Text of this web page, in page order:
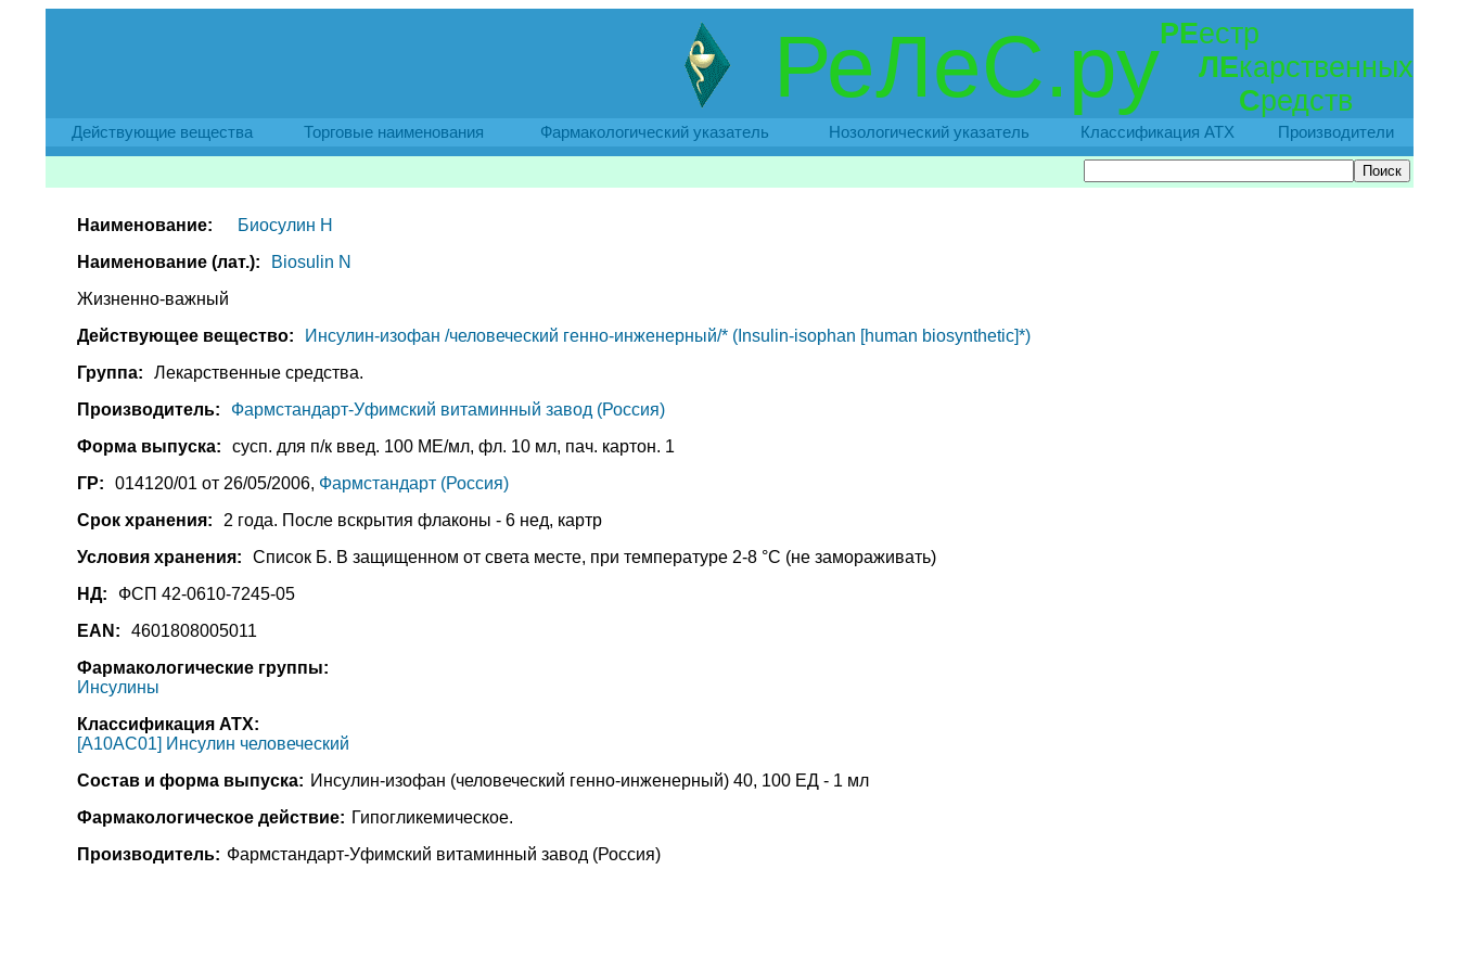
РеЛеС.руРЕестр
ЛЕкарственных
Средств
Действующие вещества Торговые наименования Фармакологический указатель Нозологический указатель Классификация АТХ Производители
Наименование:
Биосулин Н
Наименование (лат.):
Biosulin N
Жизненно-важный
Действующее вещество:
Инсулин-изофан /человеческий генно-инженерный/* (Insulin-isophan [human biosynthetic]*)
Группа:
Лекарственные средства.
Производитель:
Фармстандарт-Уфимский витаминный завод (Россия)
Форма выпуска:
сусп. для п/к введ. 100 МЕ/мл, фл. 10 мл, пач. картон. 1
ГР:
014120/01 от 26/05/2006, Фармстандарт (Россия)
Срок хранения:
2 года. После вскрытия флаконы - 6 нед, картр
Условия хранения:
Список Б. В защищенном от света месте, при температуре 2-8 °C (не замораживать)
НД:
ФСП 42-0610-7245-05
EAN:
4601808005011
Фармакологические группы:
Инсулины
Классификация АТХ:
[A10AC01] Инсулин человеческий
Состав и форма выпуска: Инсулин-изофан (человеческий генно-инженерный) 40, 100 ЕД - 1 мл
Фармакологическое действие: Гипогликемическое.
Производитель: Фармстандарт-Уфимский витаминный завод (Россия)